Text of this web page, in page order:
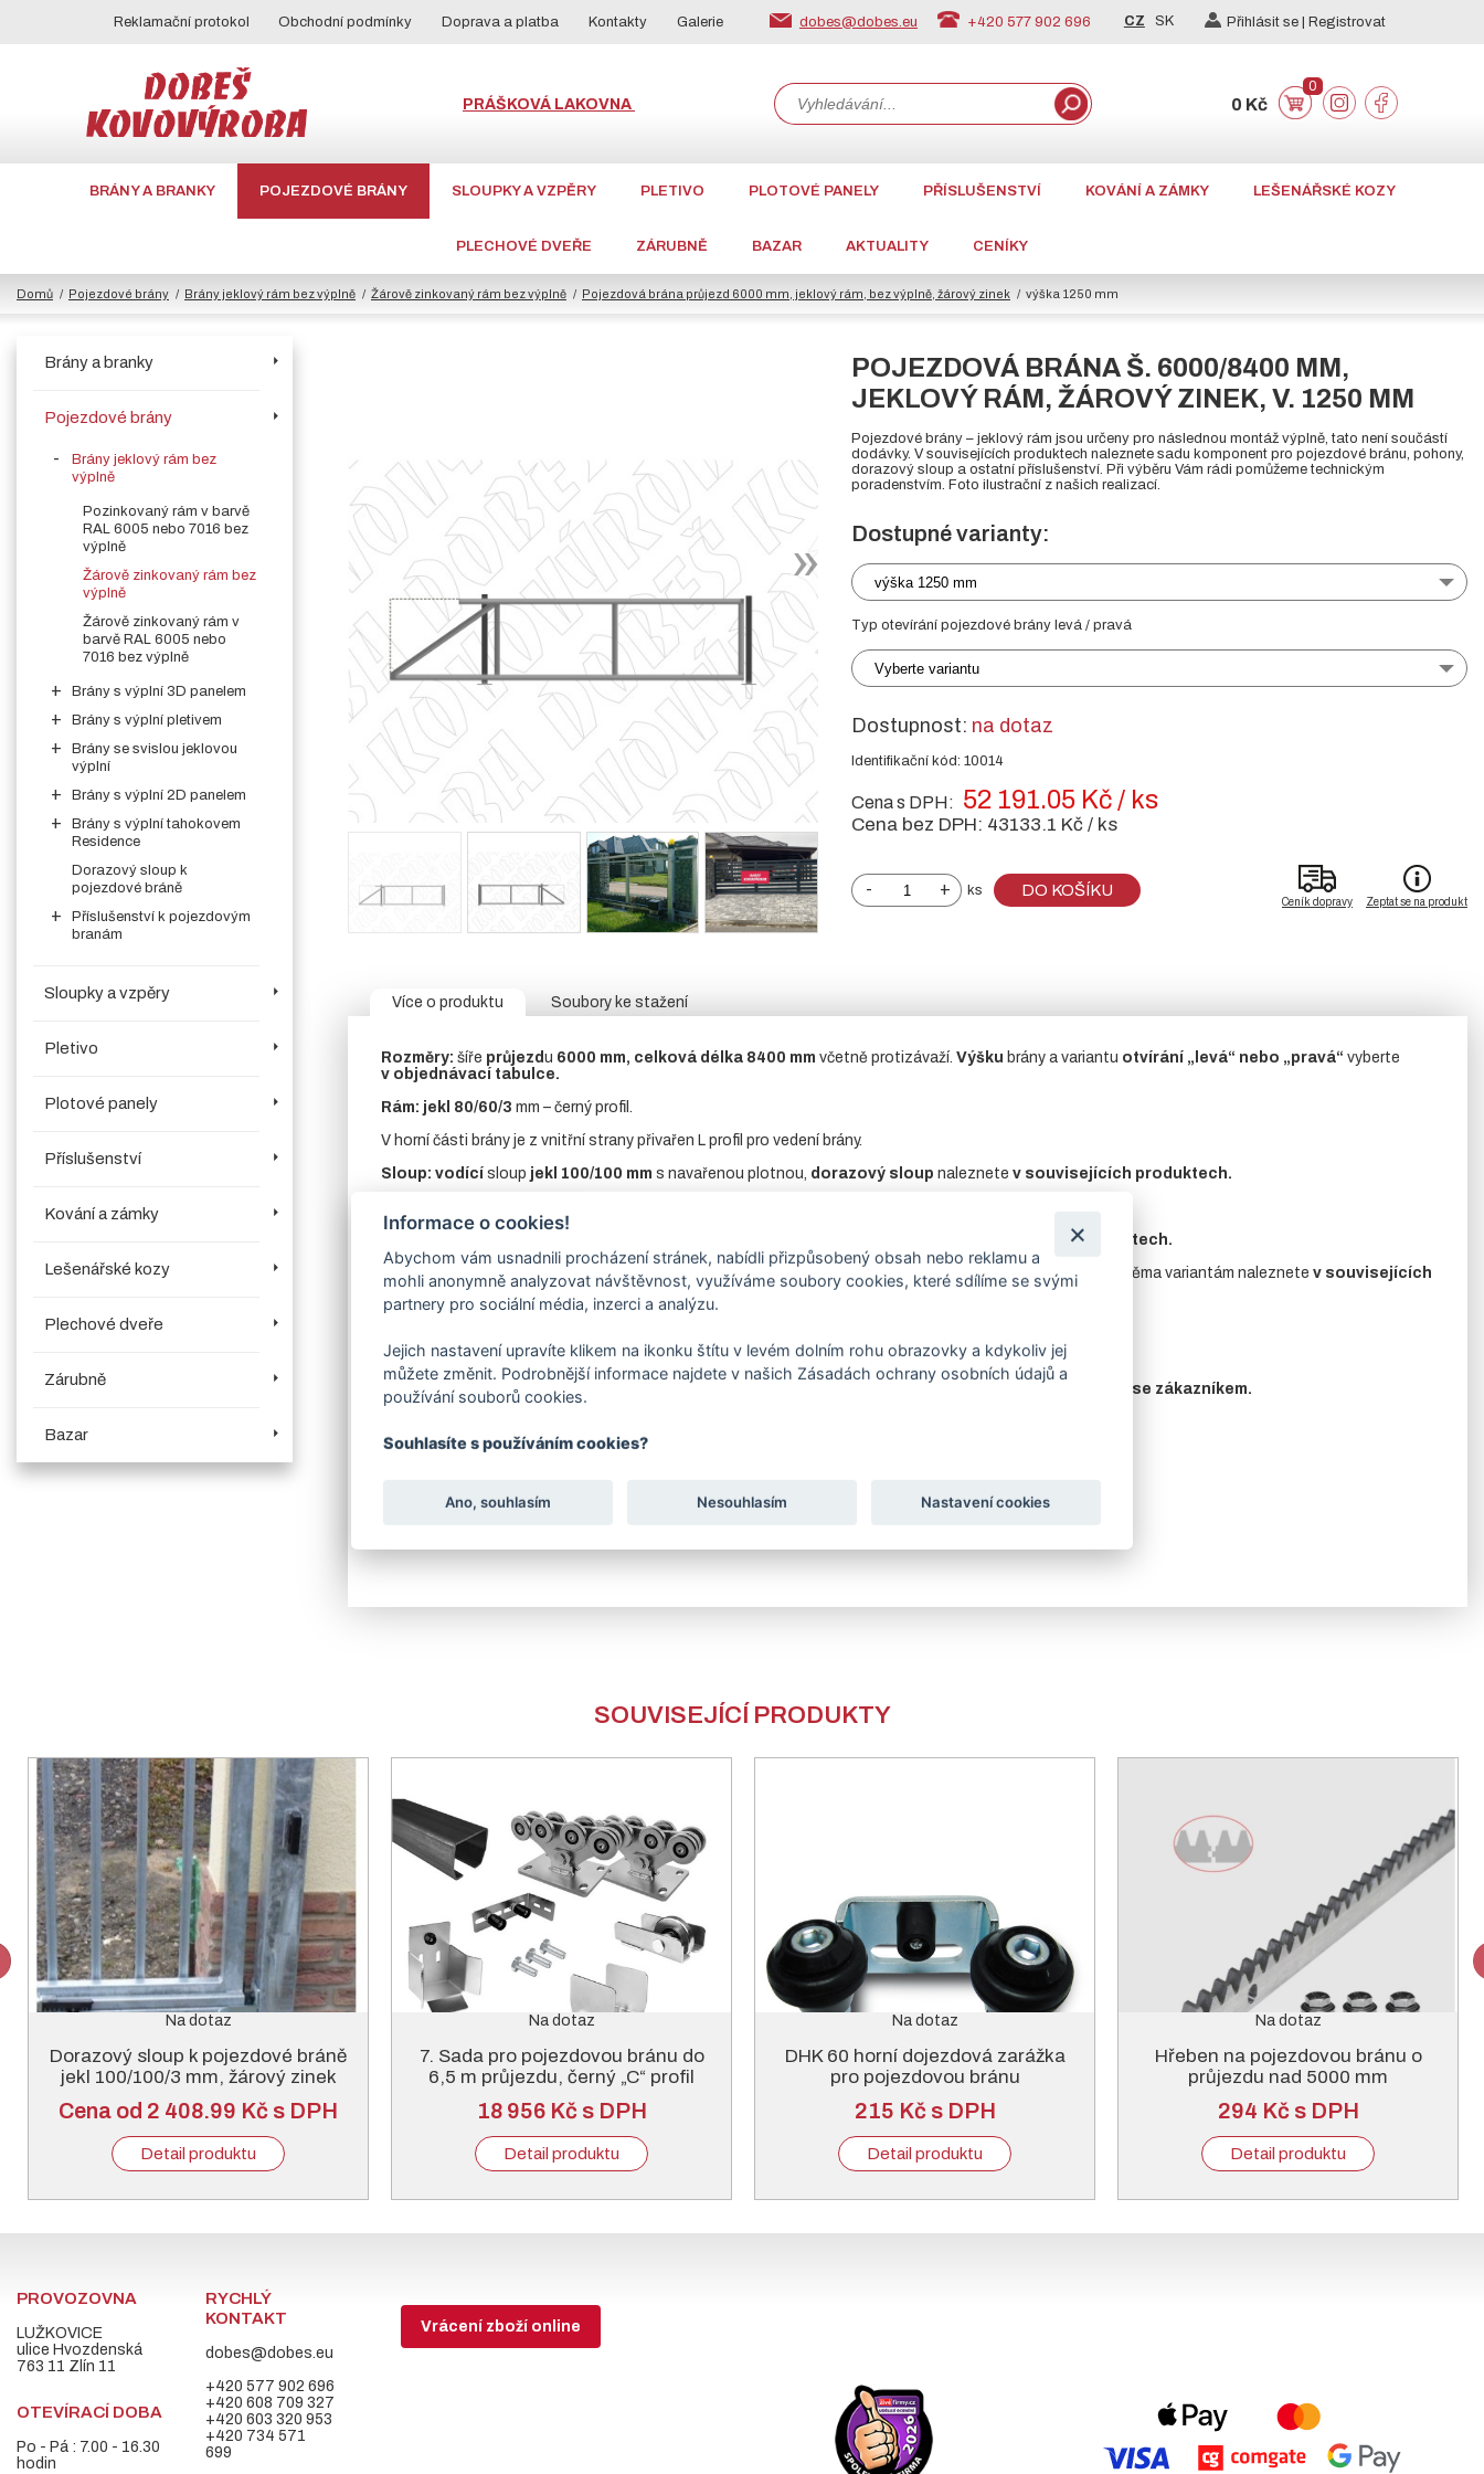
Reklamační protokol Obchodní podmínky Doprava a platba Kontakty Galerie dobes@dobes.eu +420 577 902 696 CZ SK Přihlásit se | Registrovat
PRÁŠKOVÁ LAKOVNA 0 Kč
0
BRÁNY A BRANKY POJEZDOVÉ BRÁNY SLOUPKY A VZPĚRY PLETIVO PLOTOVÉ PANELY PŘÍSLUŠENSTVÍ KOVÁNÍ A ZÁMKY LEŠENÁŘSKÉ KOZY
PLECHOVÉ DVEŘE ZÁRUBNĚ BAZAR AKTUALITY CENÍKY
Domů Pojezdové brány Brány jeklový rám bez výplně Žárově zinkovaný rám bez výplně Pojezdová brána průjezd 6000 mm, jeklový rám, bez výplně, žárový zinek výška 1250 mm
Brány a branky
Pojezdové brány
Brány jeklový rám bez
výplně
Pozinkovaný rám v barvě
RAL 6005 nebo 7016 bez
výplně
Žárově zinkovaný rám bez
výplně
Žárově zinkovaný rám v
barvě RAL 6005 nebo
7016 bez výplně
Brány s výplní 3D panelem
Brány s výplní pletivem
Brány se svislou jeklovou
výplní
Brány s výplní 2D panelem
Brány s výplní tahokovem
Residence
Dorazový sloup k
pojezdové bráně
Příslušenství k pojezdovým
branám
Sloupky a vzpěry
Pletivo
Plotové panely
Příslušenství
Kování a zámky
Lešenářské kozy
Plechové dveře
Zárubně
Bazar
POJEZDOVÁ BRÁNA Š. 6000/8400 MM,
JEKLOVÝ RÁM, ŽÁROVÝ ZINEK, V. 1250 MM
Pojezdové brány – jeklový rám jsou určeny pro následnou montáž výplně, tato není součástí
dodávky. V souvisejících produktech naleznete sadu komponent pro pojezdové bránu, pohony,
dorazový sloup a ostatní příslušenství. Při výběru Vám rádi pomůžeme technickým
poradenstvím. Foto ilustrační z našich realizací.
Dostupné varianty:
výška 1250 mm
Typ otevírání pojezdové brány levá / pravá
Vyberte variantu
Dostupnost: na dotaz
Identifikační kód: 10014
Cena s DPH: 52 191.05 Kč / ks
Cena bez DPH: 43133.1 Kč / ks
- + ks DO KOŠÍKU
Ceník dopravy Zeptat se na produkt
Více o produktu Soubory ke stažení
Rozměry: šíře průjezdu 6000 mm, celková délka 8400 mm včetně protizávaží. Výšku brány a variantu otvírání „levá“ nebo „pravá“ vyberte
v objednávací tabulce.
Rám: jekl 80/60/3 mm – černý profil.
V horní části brány je z vnitřní strany přivařen L profil pro vedení brány.
Sloup: vodící sloup jekl 100/100 mm s navařenou plotnou, dorazový sloup naleznete v souvisejících produktech.
v souvisejících produktech.
Zavírací mechanismus:
není součástí, bránu lze ovládat pomocí pohonu nebo ručně. Příslušenství k oběma variantám naleznete v souvisejících
produktech. V případě ručně vedené brány možnost zamykání visacím zámkem.
Stavební připravenostnaleznetev souborech ke stažení.
Dostupnost: cca 4 – 6 týdnů. Technické detaily pro výrobu brány jsou vždy předem konzultovány se zákazníkem.
SOUVISEJÍCÍ PRODUKTY
Na dotaz
Dorazový sloup k pojezdové bráně
jekl 100/100/3 mm, žárový zinek
Cena od 2 408.99 Kč s DPH
Detail produktu
Na dotaz
7. Sada pro pojezdovou bránu do
6,5 m průjezdu, černý „C“ profil
18 956 Kč s DPH
Detail produktu
Na dotaz
DHK 60 horní dojezdová zarážka
pro pojezdovou bránu
215 Kč s DPH
Detail produktu
Na dotaz
Hřeben na pojezdovou bránu o
průjezdu nad 5000 mm
294 Kč s DPH
Detail produktu
PROVOZOVNA
LUŽKOVICE
ulice Hvozdenská
763 11 Zlín 11
OTEVÍRACÍ DOBA
Po - Pá : 7.00 - 16.30
hodin
RYCHLÝ
KONTAKT
dobes@dobes.eu
+420 577 902 696
+420 608 709 327
+420 603 320 953
+420 734 571
699
Vrácení zboží online
Informace o cookies!
Abychom vám usnadnili procházení stránek, nabídli přizpůsobený obsah nebo reklamu a
mohli anonymně analyzovat návštěvnost, využíváme soubory cookies, které sdílíme se svými
partnery pro sociální média, inzerci a analýzu.
Jejich nastavení upravíte klikem na ikonku štítu v levém dolním rohu obrazovky a kdykoliv jej
můžete změnit. Podrobnější informace najdete v našich Zásadách ochrany osobních údajů a
používání souborů cookies.
Souhlasíte s používáním cookies?
Ano, souhlasím Nesouhlasím Nastavení cookies